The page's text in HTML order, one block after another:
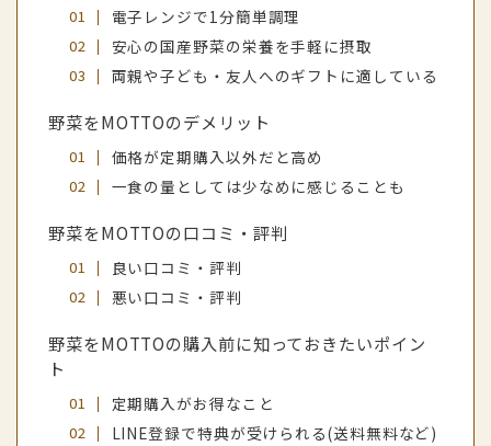
電子レンジで1分簡単調理
安心の国産野菜の栄養を手軽に摂取
両親や子ども・友人へのギフトに適している
野菜をMOTTOのデメリット
価格が定期購入以外だと高め
一食の量としては少なめに感じることも
野菜をMOTTOの口コミ・評判
良い口コミ・評判
悪い口コミ・評判
野菜をMOTTOの購入前に知っておきたいポイン
ト
定期購入がお得なこと
LINE登録で特典が受けられる(送料無料など)